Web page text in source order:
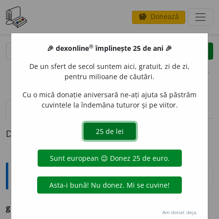
savings Donează
clear
opțiuni
definiții (1) pronunțievolume_up (50)
Definiția cu ID-ul 759975:
Ortografice DOOM
gri
🎉 dexonline® împlinește 25 de ani 🎉
De un sfert de secol suntem aici, gratuit, zi de zi,
pentru milioane de căutări.
Cu o mică donație aniversară ne-ați ajuta să păstrăm
cuvintele la îndemâna tuturor și pe viitor.
Am donat deja.